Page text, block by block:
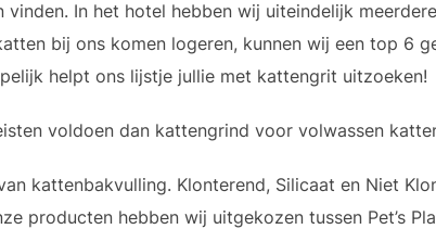
In het hotel hebben wij uiteindelijk
bij ons komen logeren, kunnen wij een top 6
helpt ons lijstje jullie met kattengrit uitzoeken!
voldoen dan kattengrind voor volwassen
kattenbakvulling. Klonterend, Silicaat en Niet
producten hebben wij uitgekozen tussen Pet’s